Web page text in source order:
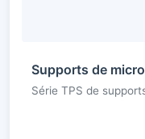
Supports de
Série TPS de